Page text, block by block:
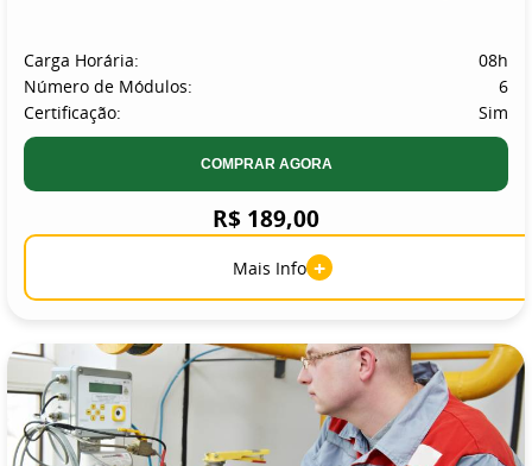
Carga Horária:
08h
Número de Módulos:
6
Certificação:
Sim
COMPRAR AGORA
R$ 189,00
Mais Info +